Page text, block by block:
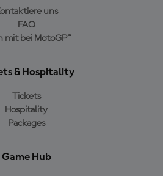
uns
FAQ
mit bei MotoGP™
& Hospitality
Tickets
Hospitality
Packages
Game Hub